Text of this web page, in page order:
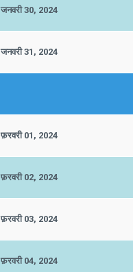
जनवरी 30, 2024
जनवरी 31, 2024
फ़रवरी 01, 2024
फ़रवरी 02, 2024
फ़रवरी 03, 2024
फ़रवरी 04, 2024